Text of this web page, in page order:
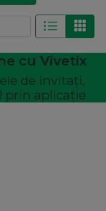
cu Vivetix
de invitați,
prin aplicație